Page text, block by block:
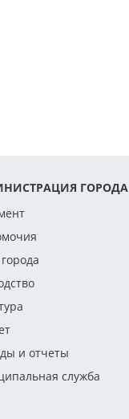
ГОРОДА
и отчеты
служба